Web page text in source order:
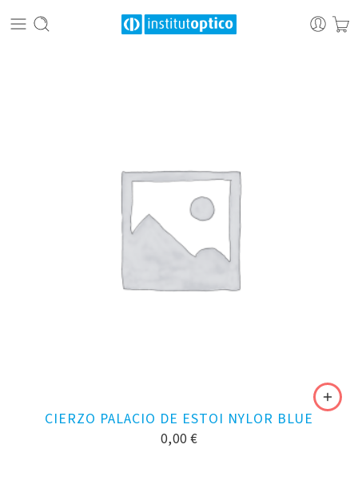
CIERZO PALACIO DE ESTOI NYLOR BLUE
0,00 €